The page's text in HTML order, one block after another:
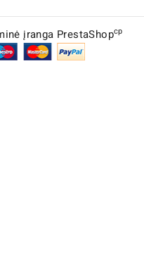
įranga PrestaShopcp